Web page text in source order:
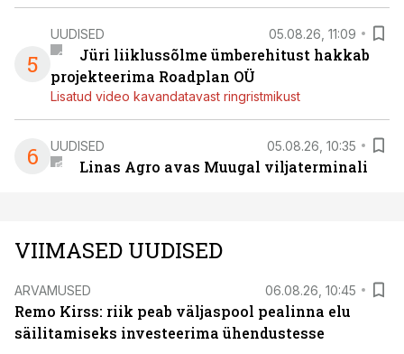
5
UUDISED 05.08.26, 11:09
Jüri liiklussõlme ümberehitust hakkab
projekteerima Roadplan OÜ
Lisatud video kavandatavast ringristmikust
6 UUDISED 05.08.26, 10:35
Linas Agro avas Muugal viljaterminali
VIIMASED UUDISED
ARVAMUSED 06.08.26, 10:45
Remo Kirss: riik peab väljaspool pealinna elu
säilitamiseks investeerima ühendustesse